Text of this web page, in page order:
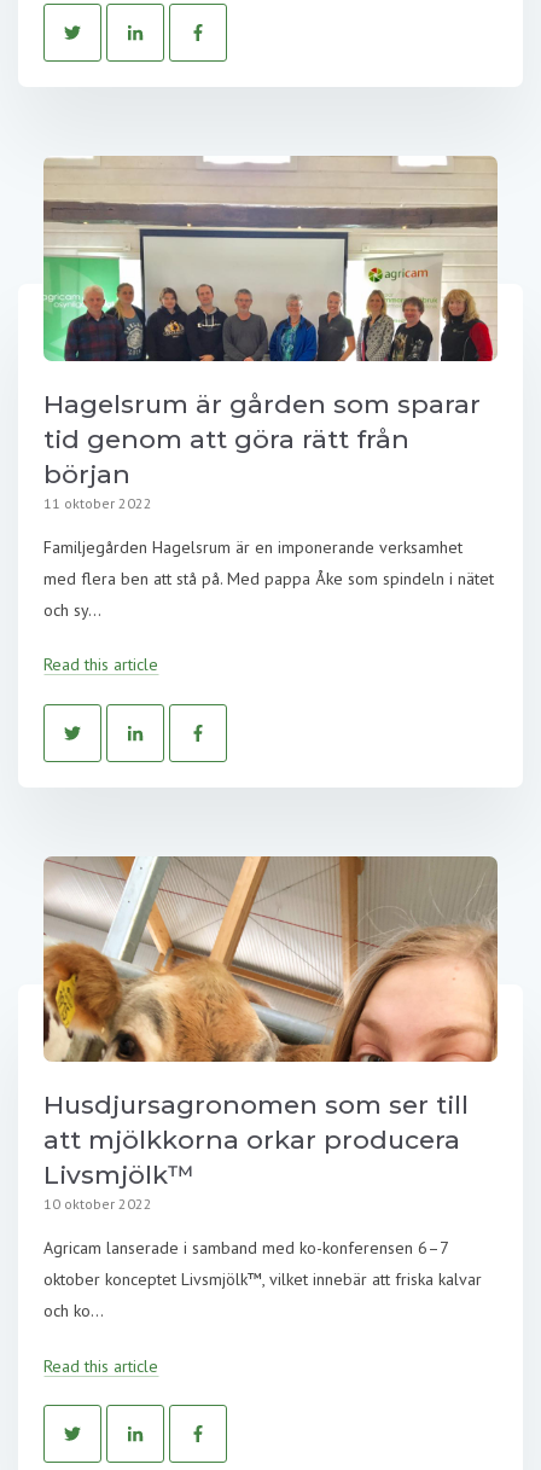
Hagelsrum är gården som sparar
tid genom att göra rätt från
början
11 oktober 2022
Familjegården Hagelsrum är en imponerande verksamhet
med flera ben att stå på. Med pappa Åke som spindeln i nätet
och sy...
Read this article
Husdjursagronomen som ser till
att mjölkkorna orkar producera
Livsmjölk™
10 oktober 2022
Agricam lanserade i samband med ko-konferensen 6–7
oktober konceptet Livsmjölk™, vilket innebär att friska kalvar
och ko...
Read this article